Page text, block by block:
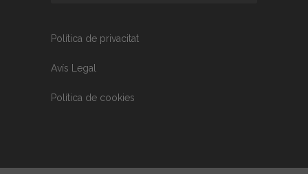
Política de privacitat
Avís Legal
Política de cookies